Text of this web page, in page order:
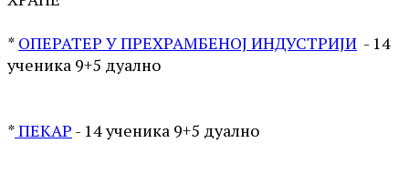
* ОПЕРАТЕР У ПРЕХРАМБЕНОЈ ИНДУСТРИЈИ - 14
ученика 9+5 дуално
*ПЕКАР - 14 ученика 9+5 дуално